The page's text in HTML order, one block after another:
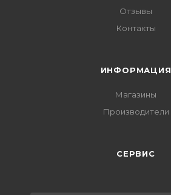
Отзывы
Контакты
ИНФОРМАЦИЯ
Магазины
Производители
СЕРВИС